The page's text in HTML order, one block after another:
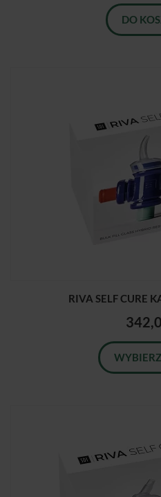
DO
RIVA SELF CURE